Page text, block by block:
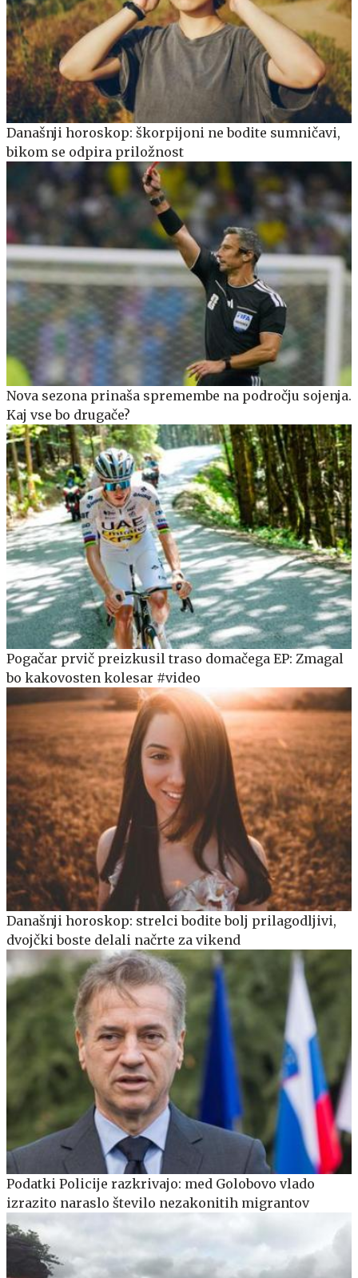
Današnji horoskop: škorpijoni ne bodite sumničavi,
bikom se odpira priložnost
Nova sezona prinaša spremembe na področju sojenja.
Kaj vse bo drugače?
Pogačar prvič preizkusil traso domačega EP: Zmagal
bo kakovosten kolesar #video
Današnji horoskop: strelci bodite bolj prilagodljivi,
dvojčki boste delali načrte za vikend
Podatki Policije razkrivajo: med Golobovo vlado
izrazito naraslo število nezakonitih migrantov